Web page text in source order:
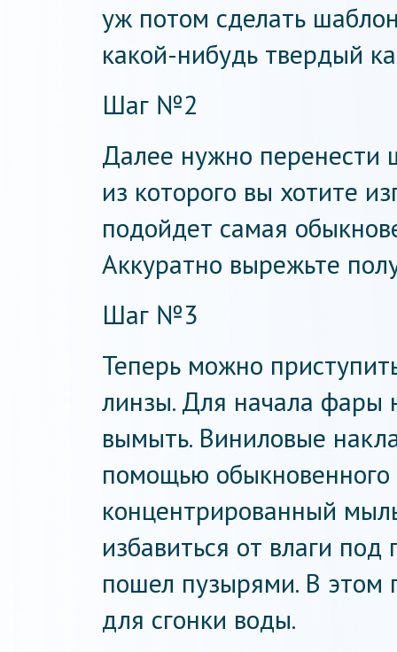
уж потом сделать
какой-нибудь твердый
Шаг №2
Далее нужно перенести
из которого вы хотите
подойдет самая
Аккуратно вырежьте
Шаг №3
Теперь можно
линзы. Для начала фары
вымыть. Виниловые
помощью
концентрированный
избавиться от влаги
пошел пузырями. В этом
для сгонки воды.